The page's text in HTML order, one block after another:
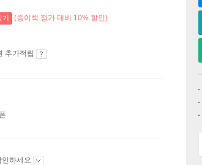
기 (종이책 정가 대비 10% 할인)
추가적립
하세요